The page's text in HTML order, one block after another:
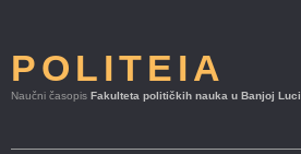
POLITEIA
Naučni časopis Fakulteta političkih nauka u Banjoj Luci